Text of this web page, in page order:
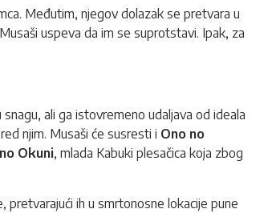
Međutim, njegov dolazak se pretvara u
uspeva da im se suprotstavi. Ipak, za
ali ga istovremeno udaljava od ideala
njim. Musaši će susresti i Ono no
Okuni, mlada Kabuki plesačica koja zbog
pretvarajući ih u smrtonosne lokacije pune